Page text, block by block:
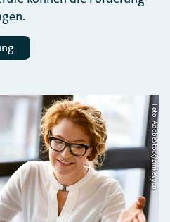
Foto: AdobeStock/zinkevych